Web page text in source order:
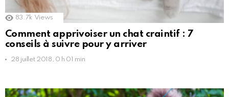
83.7k Views
Comment apprivoiser un chat craintif : 7
conseils à suivre pour y arriver
28 juillet 2018, 0 h 01 min